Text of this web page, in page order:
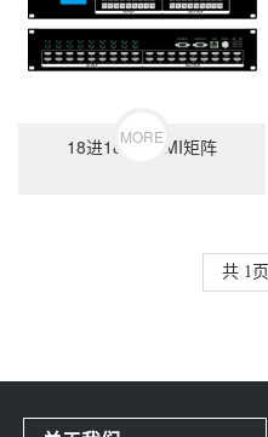
18进18出HDMI矩阵
MORE
共 1 页